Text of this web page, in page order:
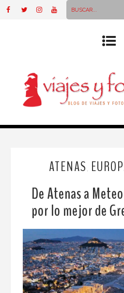
ATENAS
De Atenas a
por lo mejor de